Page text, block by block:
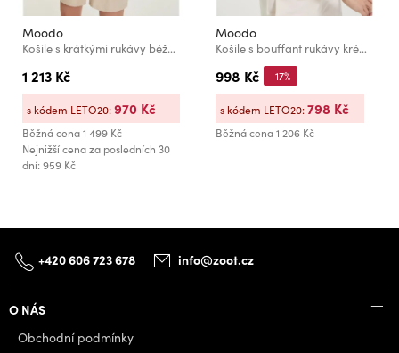
Moodo
Košile s krátkými rukávy béžová Moodo
1 213 Kč
Běžná cena1 499 Kč
Nejnižší cena za posledních 30
dní: 959 Kč
s kódem LETO20:970 Kč
Moodo
Košile s bouffant rukávy krémová Moodo
998 Kč
Běžná cena1 206 Kč
-17%
s kódem LETO20:798 Kč
+420 606 723 678 info@zoot.cz
O NÁS
Obchodní podmínky